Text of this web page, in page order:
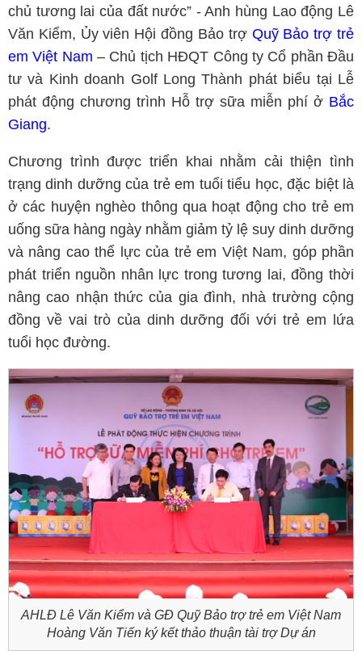
chủ tương lai của đất nước” - Anh hùng Lao động Lê
Văn Kiểm, Ủy viên Hội đồng Bảo trợ Quỹ Bảo trợ trẻ
em Việt Nam – Chủ tịch HĐQT Công ty Cổ phần Đầu
tư và Kinh doanh Golf Long Thành phát biểu tại Lễ
phát động chương trình Hỗ trợ sữa miễn phí ở Bắc
Giang.
Chương trình được triển khai nhằm cải thiện tình
trạng dinh dưỡng của trẻ em tuổi tiểu học, đặc biệt là
ở các huyện nghèo thông qua hoạt động cho trẻ em
uống sữa hàng ngày nhằm giảm tỷ lệ suy dinh dưỡng
và nâng cao thể lực của trẻ em Việt Nam, góp phần
phát triển nguồn nhân lực trong tương lai, đồng thời
nâng cao nhận thức của gia đình, nhà trường cộng
đồng về vai trò của dinh dưỡng đối với trẻ em lứa
tuổi học đường.
AHLĐ Lê Văn Kiểm và GĐ Quỹ Bảo trợ trẻ em Việt Nam
Hoàng Văn Tiến ký kết thảo thuận tài trợ Dự án